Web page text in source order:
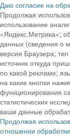
Даю согласие на
Продолжая
использование
«Яндекс.Метрика»;
данных (сведения о
версия Браузера;
источник откуда
по какой рекламе;
на какие кнопки
функционирования
статистических
ваши данные
Продолжая
отношении